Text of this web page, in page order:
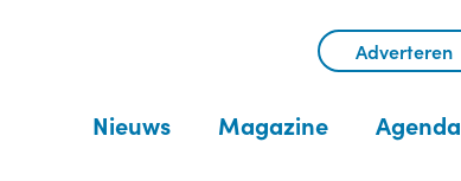
Adverteren
Nieuws Magazine Agenda